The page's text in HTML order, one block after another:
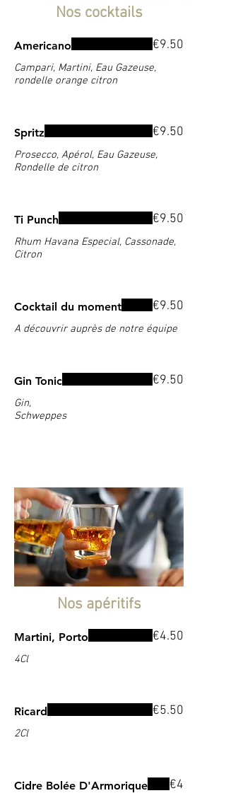
Nos cocktails
Americano
Campari, Martini, Eau Gazeuse,
rondelle orange citron
€9.50
Spritz
Prosecco, Apérol, Eau Gazeuse,
Rondelle de citron
€9.50
Ti Punch
Rhum Havana Especial, Cassonade,
Citron
€9.50
Cocktail du moment
A découvrir auprès de notre équipe
€9.50
Gin Tonic
Gin,
Schweppes
€9.50
Nos apéritifs
Martini, Porto
4Cl
€4.50
Ricard
2Cl
€5.50
Cidre Bolée D'Armorique €4